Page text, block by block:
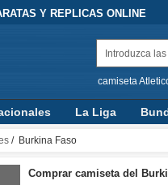
Y REPLICAS ONLINE
camiseta
La Liga
/ Burkina Faso
Comprar camiseta del